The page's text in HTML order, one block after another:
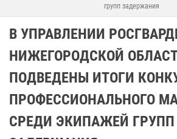
групп задержания
В УПРАВЛЕНИИ
НИЖЕГОРОДСКОЙ
ПОДВЕДЕНЫ ИТОГИ
ПРОФЕССИОНАЛЬНОГО
СРЕДИ ЭКИПАЖЕЙ ГРУПП